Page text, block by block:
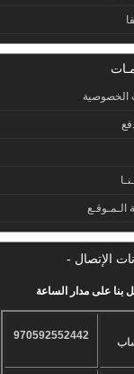
الخصوصية
الـمـوقـع
الإتصال -
بنا على مدار الساعة
970592552442